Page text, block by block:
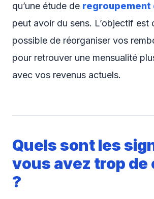
qu’une étude de regroupement
peut avoir du sens. L’objectif est
possible de réorganiser vos
pour retrouver une mensualité
avec vos revenus actuels.
Quels sont les
vous avez trop de
?